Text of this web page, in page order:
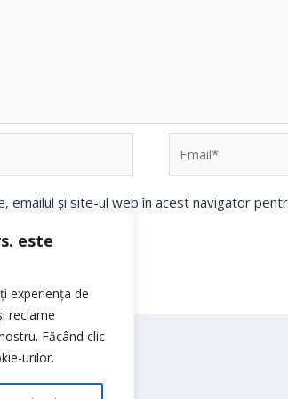
este
experiența de
reclame
Făcând clic
urilor.
emailul și site-ul web în acest navigator